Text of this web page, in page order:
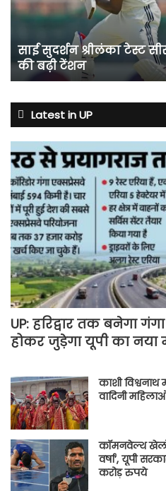
से
मैनेजमेंट
की
बढ़ी
साई सुदर्शन श्रीलंका टेस्ट
की बढ़ी टेंशन
Latest in UP
UP: हरिद्वार तक बनेगा
होकर जुड़ेगा यूपी का नया
काशी विश्वनाथ
वादिनी
कॉमनवेल्थ
वर्षा’, यूपी
करोड़ रुपये